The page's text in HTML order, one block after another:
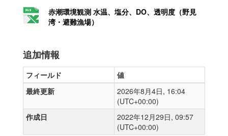
赤潮環境観測 水温、塩分、DO、透明度（野見
湾・避難漁場）
追加情報
フィールド
値
最終更新
2026年8月4日, 16:04
(UTC+00:00)
作成日
2022年12月29日, 09:57
(UTC+00:00)